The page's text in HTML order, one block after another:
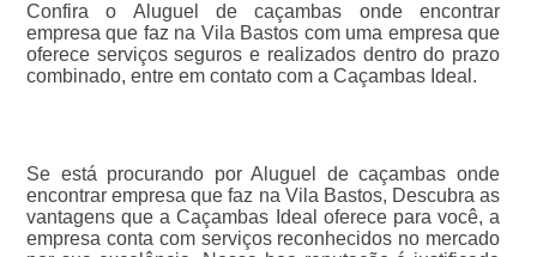
Confira o Aluguel de caçambas onde encontrar
empresa que faz na Vila Bastos com uma empresa que
oferece serviços seguros e realizados dentro do prazo
combinado, entre em contato com a Caçambas Ideal.
Se está procurando por Aluguel de caçambas onde
encontrar empresa que faz na Vila Bastos, Descubra as
vantagens que a Caçambas Ideal oferece para você, a
empresa conta com serviços reconhecidos no mercado